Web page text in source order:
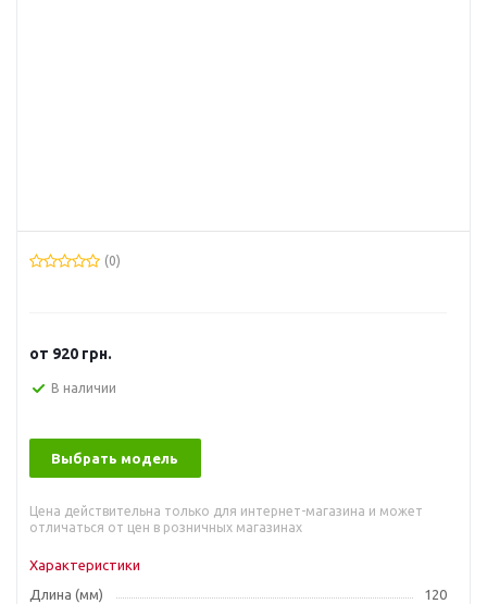
(0)
от 920 грн.
В наличии
Выбрать модель
Цена действительна только для интернет-магазина и может
отличаться от цен в розничных магазинах
Характеристики
Длина (мм)
120